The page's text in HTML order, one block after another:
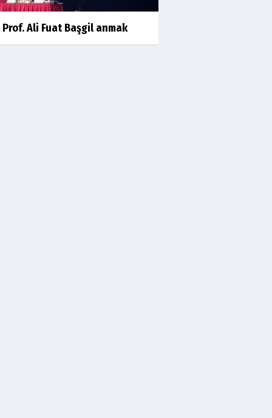
kıssalarından biri RIZK
Arşiv haberlerimiz
Prof. Ali Fuat Başgil anmak